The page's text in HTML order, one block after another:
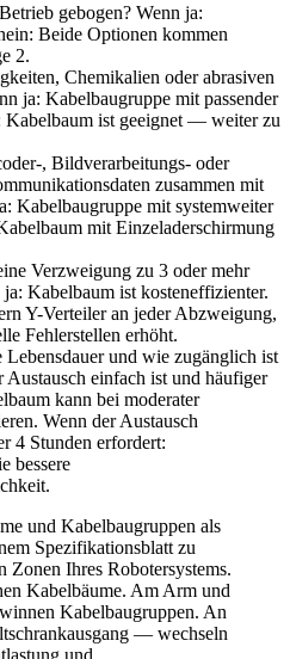
gebogen? Wenn ja:
Beide Optionen kommen
2.
Chemikalien oder abrasiven
ja: Kabelbaugruppe mit passender
Kabelbaum ist geeignet — weiter zu
, Bildverarbeitungs- oder
zusammen mit
Kabelbaugruppe mit systemweiter
mit Einzeladerschirmung
Verzweigung zu 3 oder mehr
Kabelbaum ist kosteneffizienter.
Y-Verteiler an jeder Abzweigung,
Fehlerstellen erhöht.
Lebensdauer und wie zugänglich ist
Austausch einfach ist und häufiger
kann bei moderater
Wenn der Austausch
4 Stunden erfordert:
bessere
und Kabelbaugruppen als
Spezifikationsblatt zu
Zonen Ihres Robotersystems.
Kabelbäume. Am Arm und
Kabelbaugruppen. An
— wechseln
und